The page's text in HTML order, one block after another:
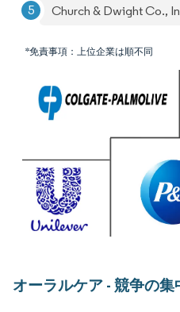
Church & Dwight Co.,
*免責事項：上位企業は順不同
オーラルケア - 競争の集